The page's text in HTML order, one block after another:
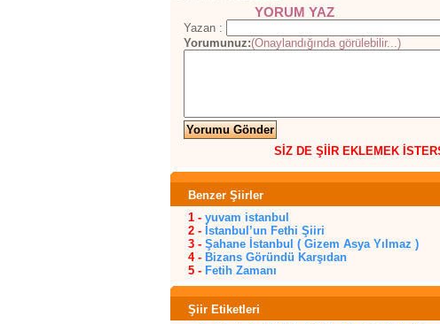
YORUM YAZ
Yazan :
Yorumunuz:(Onaylandığında görülebilir...)
SİZ DE ŞİİR EKLEMEK
Benzer Şiirler
1 - yuvam istanbul
2 - İstanbul’un Fethi Şiiri
3 - Şahane İstanbul ( Gizem Asya Yılmaz )
4 - Bizans Göründü Karşıdan
5 - Fetih Zamanı
Şiir Etiketleri